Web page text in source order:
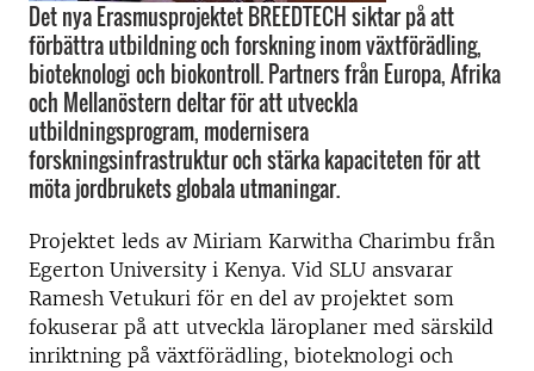
Det nya Erasmusprojektet BREEDTECH siktar på att
förbättra utbildning och forskning inom växtförädling,
bioteknologi och biokontroll. Partners från Europa, Afrika
och Mellanöstern deltar för att utveckla
utbildningsprogram, modernisera
forskningsinfrastruktur och stärka kapaciteten för att
möta jordbrukets globala utmaningar.
Projektet leds av Miriam Karwitha Charimbu från
Egerton University i Kenya. Vid SLU ansvarar
Ramesh Vetukuri för en del av projektet som
fokuserar på att utveckla läroplaner med särskild
inriktning på växtförädling, bioteknologi och